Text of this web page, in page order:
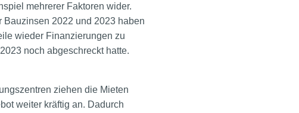
mehrerer Faktoren wider.
Bauzinsen 2022 und 2023 haben
wieder Finanzierungen zu
noch abgeschreckt hatte.
ziehen die Mieten
weiter kräftig an. Dadurch